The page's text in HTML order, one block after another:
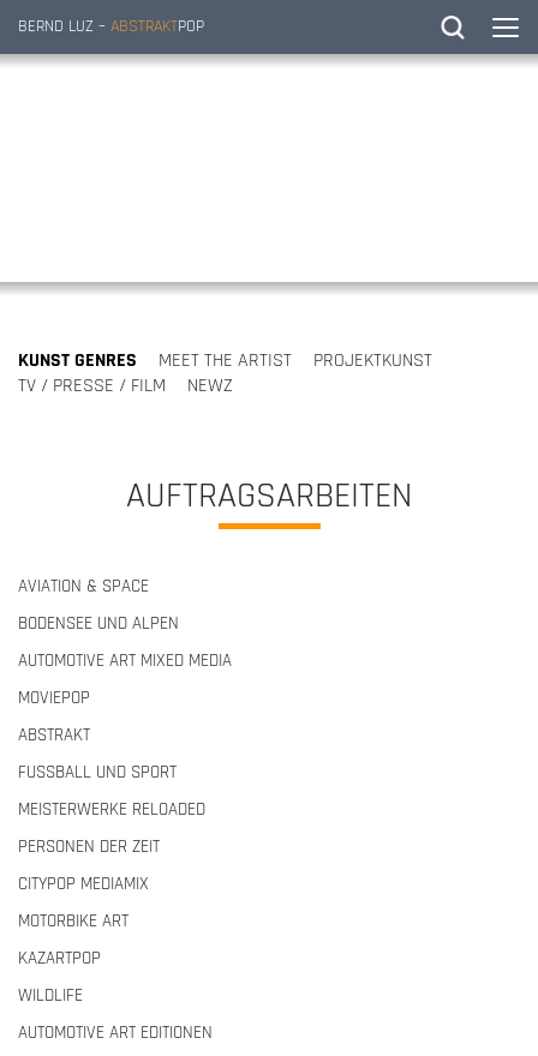
BERND LUZ – ABSTRAKTPOP
KUNST GENRES MEET THE ARTIST
PROJEKTKUNST
TV / PRESSE / FILM
NEWZ
AUFTRAGSARBEITEN
AVIATION & SPACE
BODENSEE UND ALPEN
AUTOMOTIVE ART MIXED MEDIA
MOVIEPOP
ABSTRAKT
FUSSBALL UND SPORT
MEISTERWERKE RELOADED
PERSONEN DER ZEIT
CITYPOP MEDIAMIX
MOTORBIKE ART
KAZARTPOP
WILDLIFE
AUTOMOTIVE ART EDITIONEN